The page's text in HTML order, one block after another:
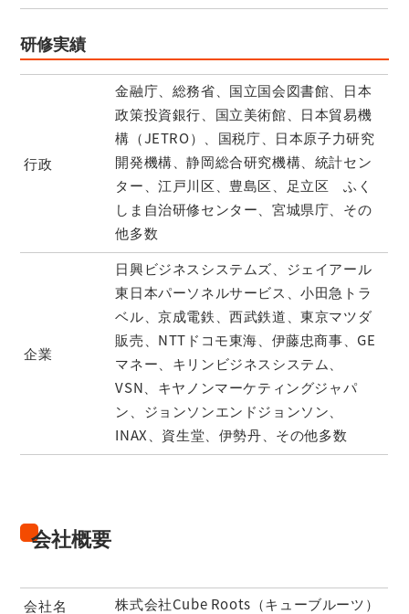
研修実績
行政
金融庁、総務省、国立国会図書館、日本
政策投資銀行、国立美術館、日本貿易機
構（JETRO）、国税庁、日本原子力研究
開発機構、静岡総合研究機構、統計セン
ター、江戸川区、豊島区、足立区 ふく
しま自治研修センター、宮城県庁、その
他多数
企業
日興ビジネスシステムズ、ジェイアール
東日本パーソネルサービス、小田急トラ
ベル、京成電鉄、西武鉄道、東京マツダ
販売、NTTドコモ東海、伊藤忠商事、GE
マネー、キリンビジネスシステム、
VSN、キヤノンマーケティングジャパ
ン、ジョンソンエンドジョンソン、
INAX、資生堂、伊勢丹、その他多数
会社概要
会社名
株式会社Cube Roots（キューブルーツ）